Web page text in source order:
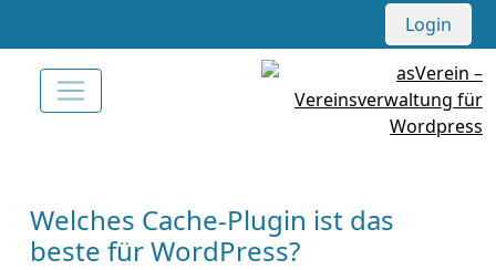
Login
Welches Cache-Plugin ist das
beste für WordPress?